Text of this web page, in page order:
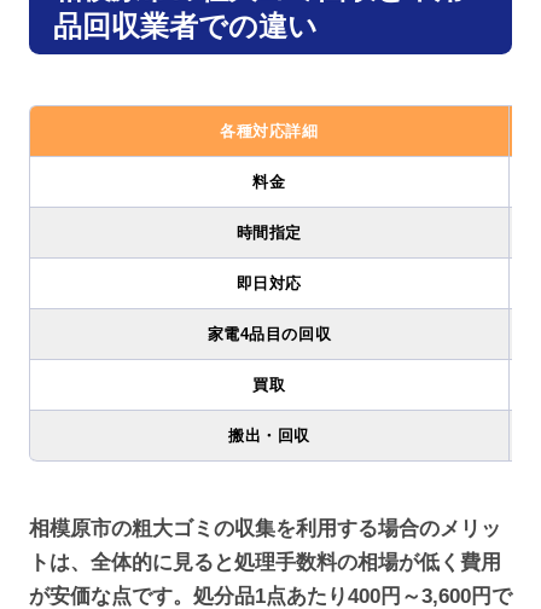
品回収業者での違い
各種対応詳細
料金
時間指定
即日対応
家電4品目の回収
買取
搬出・回収
相模原市の粗大ゴミの収集を利用する場合のメリッ
トは、全体的に見ると処理手数料の相場が低く費用
が安価な点です。処分品1点あたり400円～3,600円で